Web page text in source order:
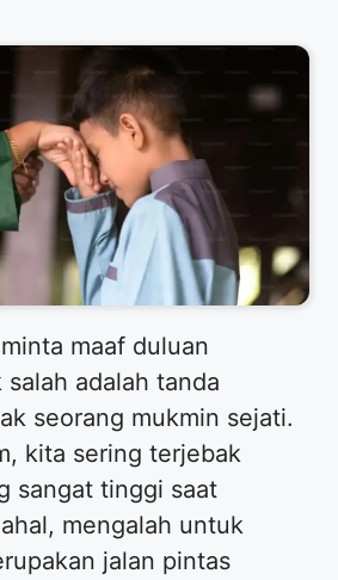
maaf duluan
adalah tanda
seorang mukmin sejati.
kita sering terjebak
sangat tinggi saat
mengalah untuk
jalan pintas